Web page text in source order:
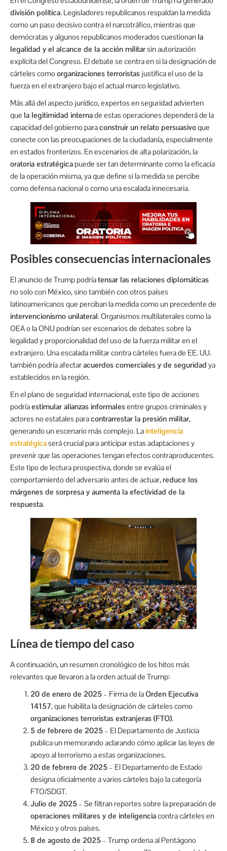
división política. Legisladores republicanos respaldan la medida
como un paso decisivo contra el narcotráfico, mientras que
demócratas y algunos republicanos moderados cuestionan la
legalidad y el alcance de la acción militarsin autorización
explícita del Congreso. El debate se centra en si la designación de
cárteles comoorganizaciones terroristas justifica el uso de la
fuerza en el extranjero bajo el actual marco legislativo.
Más allá del aspecto jurídico, expertos en seguridad advierten
que la legitimidad internade estas operaciones dependerá de la
capacidad del gobierno paraconstruir un relato persuasivoque
conecte con las preocupaciones de la ciudadanía, especialmente
en estados fronterizos. En escenarios de alta polarización, la
oratoria estratégica puede ser tan determinante como la eficacia
de la operación misma, ya que define si la medida se percibe
como defensa nacional o como una escalada innecesaria.
Posibles consecuencias internacionales
El anuncio de Trump podríatensar las relaciones diplomáticas
no solo con México, sino también con otros países
latinoamericanos que perciban la medida como un precedente de
intervencionismo unilateral. Organismos multilaterales como la
OEA o la ONU podrían ser escenarios de debates sobre la
legalidad y proporcionalidad del uso de la fuerza militar en el
extranjero. Una escalada militar contra cárteles fuera de EE. UU.
también podría afectaracuerdos comerciales y de seguridad ya
establecidos en la región.
En el plano de seguridad internacional, este tipo de acciones
podríaestimular alianzas informalesentre grupos criminales y
actores no estatales paracontrarrestar la presión militar,
generando un escenario más complejo. Lainteligencia
estratégicaserá crucial para anticipar estas adaptaciones y
prevenir que las operaciones tengan efectos contraproducentes.
Este tipo de lectura prospectiva, donde se evalúa el
comportamiento del adversario antes de actuar, reduce los
márgenes de sorpresa y aumenta la efectividad de la
respuesta.
Línea de tiempo del caso
A continuación, un resumen cronológico de los hitos más
relevantes que llevaron a la orden actual de Trump:
20 de enero de 2025 – Firma de laOrden Ejecutiva
14157, que habilita la designación de cárteles como
organizaciones terroristas extranjeras (FTO).
5 de febrero de 2025 – El Departamento de Justicia
publica un memorando aclarando cómo aplicar las leyes de
apoyo al terrorismo a estas organizaciones.
20 de febrero de 2025 – El Departamento de Estado
designa oficialmente a varios cárteles bajo la categoría
FTO/SDGT.
Julio de 2025 – Se filtran reportes sobre la preparación de
operaciones militares y de inteligenciacontra cárteles en
México y otros países.
8 de agosto de 2025 – Trump ordena al Pentágono